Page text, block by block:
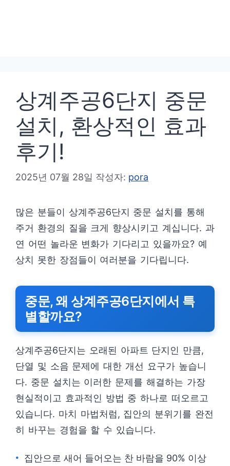
상계주공6단지 중문
설치, 환상적인 효과
후기!
2025년 07월 28일 작성자: pora
많은 분들이 상계주공6단지 중문 설치를 통해
주거 환경의 질을 크게 향상시키고 계십니다. 과
연 어떤 놀라운 변화가 기다리고 있을까요? 예
상치 못한 장점들이 여러분을 기다립니다.
중문, 왜 상계주공6단지에서 특
별할까요?
상계주공6단지는 오래된 아파트 단지인 만큼,
단열 및 소음 문제에 대한 개선 요구가 높습니
다. 중문 설치는 이러한 문제를 해결하는 가장
현실적이고 효과적인 방법 중 하나로 떠오르고
있습니다. 마치 마법처럼, 집안의 분위기를 완전
히 바꾸는 경험을 할 수 있습니다.
집안으로 새어 들어오는 찬 바람을 90% 이상